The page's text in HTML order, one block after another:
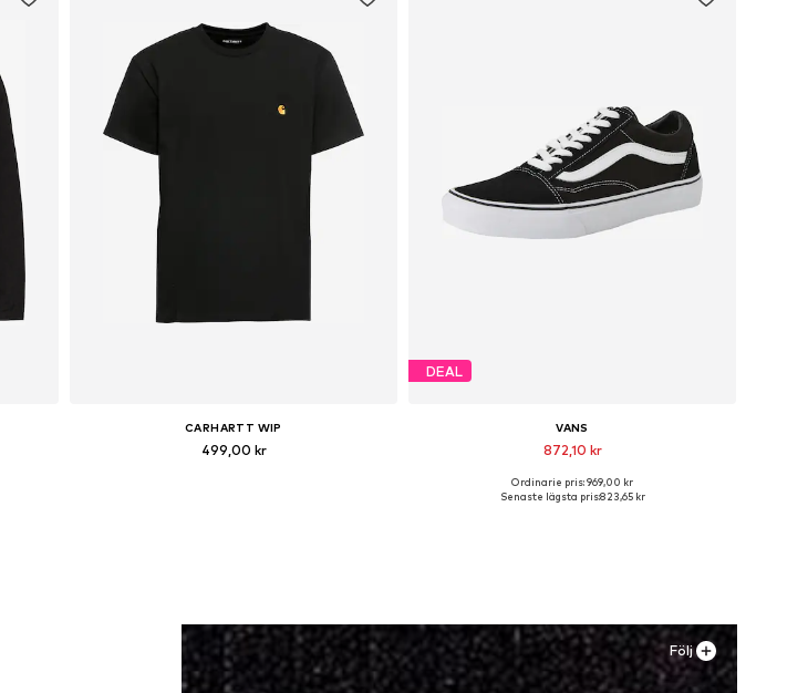
CARHARTT WIP
499,00 kr
DEAL
VANS
872,10 kr
Tillgänglig i många storlekar
Ordinarie pris: 969,00 kr
Senaste lägsta pris:823,65 kr
Följ